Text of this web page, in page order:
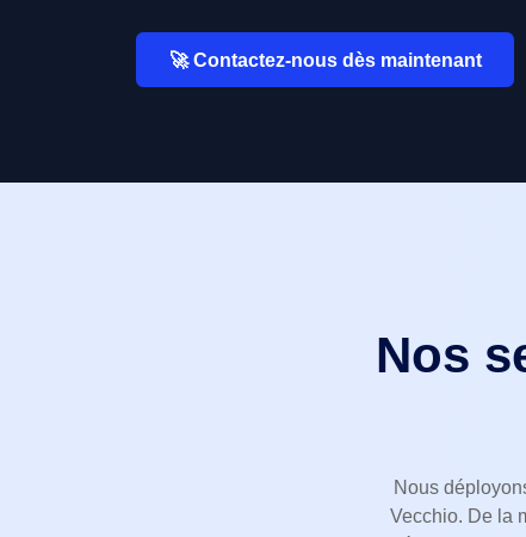
🚀 Contactez-nous dès maintenant
Nos
Nous
Vecchio. De la